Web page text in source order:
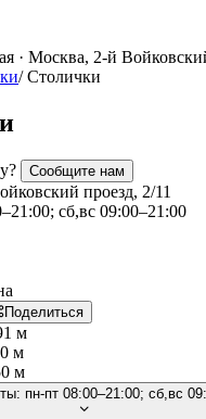
· Москва, 2-й
/ Столички
Сообщите нам
проезд, 2/11
сб,вс 09:00–21:00
Поделиться
м
м
м
пн-пт 08:00–21:00; сб,вс